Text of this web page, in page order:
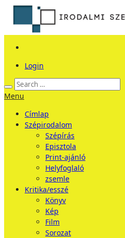
Login
Menu
Címlap
Szépirodalom
Szépírás
Episztola
Print-ajánló
Helyfoglaló
zsemle
Kritika/esszé
Könyv
Kép
Film
Sorozat